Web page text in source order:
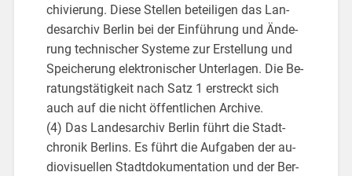
chi­vie­rung. Diese Stel­len be­tei­li­gen das Lan­
des­ar­chiv Ber­lin bei der Ein­füh­rung und Än­de­
rung tech­ni­scher Sys­te­me zur Er­stel­lung und
Spei­che­rung elek­tro­ni­scher Un­ter­la­gen. Die Be­
ra­tungs­tä­tig­keit nach Satz 1 er­streckt sich
auch auf die nicht öf­fent­li­chen Ar­chi­ve.
(4) Das Lan­des­ar­chiv Ber­lin führt die Stadt­
chro­nik Ber­lins. Es führt die Auf­ga­ben der au­
dio­vi­su­el­len Stadt­do­ku­men­ta­ti­on und der Ber­